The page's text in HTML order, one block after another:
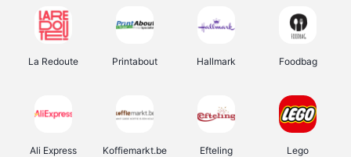
La Redoute Printabout Hallmark Foodbag
Ali Express Koffiemarkt.be Efteling Lego